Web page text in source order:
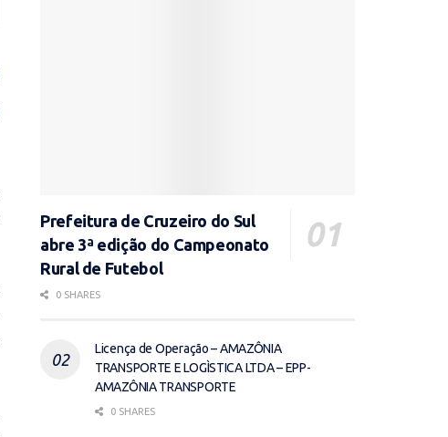
Prefeitura de Cruzeiro do Sul
abre 3ª edição do Campeonato
Rural de Futebol
0 SHARES
Licença de Operação – AMAZÔNIA
TRANSPORTE E LOGÌSTICA LTDA – EPP-
AMAZÔNIA TRANSPORTE
0 SHARES